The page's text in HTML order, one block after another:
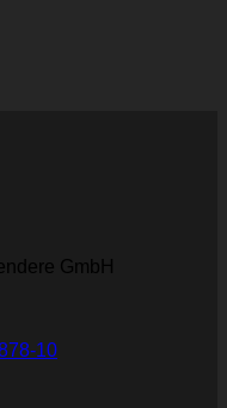
GmbH
10